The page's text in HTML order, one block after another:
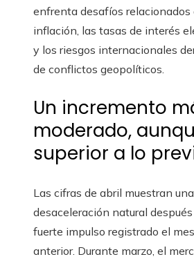
enfrenta desafíos relacionados
inflación, las tasas de interés
y los riesgos internacionales
de conflictos geopolíticos.
Un incremento
moderado,
superior a lo
Las cifras de abril muestran una
desaceleración natural
fuerte impulso registrado el mes
anterior. Durante marzo, el